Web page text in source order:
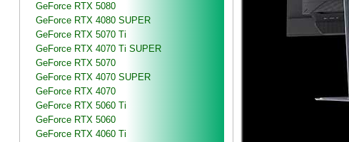
GeForce RTX 5080
GeForce RTX 4080 SUPER
GeForce RTX 5070 Ti
GeForce RTX 4070 Ti SUPER
GeForce RTX 5070
GeForce RTX 4070 SUPER
GeForce RTX 4070
GeForce RTX 5060 Ti
GeForce RTX 5060
GeForce RTX 4060 Ti